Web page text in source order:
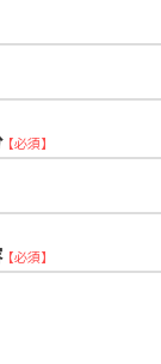
【必須】
【必須】